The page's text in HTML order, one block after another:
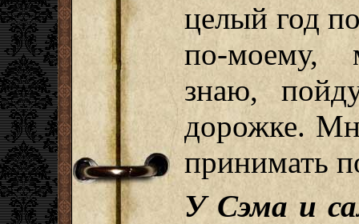
целый год
по-моему,
знаю,
дорожке.
принимать
У Сэма и